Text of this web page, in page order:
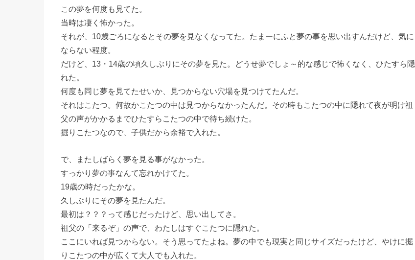
この夢を何度も見てた。
当時は凄く怖かった。
それが、10歳ごろになるとその夢を見なくなってた。たまーにふと夢の事を思い出すんだけど、気に
ならない程度。
だけど、13・14歳の頃久しぶりにその夢を見た。どうせ夢でしょ～的な感じで怖くなく、ひたすら隠
れた。
何度も同じ夢を見てたせいか、見つからない穴場を見つけてたんだ。
それはこたつ。何故かこたつの中は見つからなかったんだ。その時もこたつの中に隠れて夜が明け祖
父の声がかかるまでひたすらこたつの中で待ち続けた。
掘りこたつなので、子供だから余裕で入れた。
で、またしばらく夢を見る事がなかった。
すっかり夢の事なんて忘れかけてた。
19歳の時だったかな。
久しぶりにその夢を見たんだ。
最初は？？？って感じだったけど、思い出してさ。
祖父の「来るぞ」の声で、わたしはすぐこたつに隠れた。
ここにいれば見つからない。そう思ってたよね。夢の中でも現実と同じサイズだったけど、やけに掘
りこたつの中が広くて大人でも入れた。